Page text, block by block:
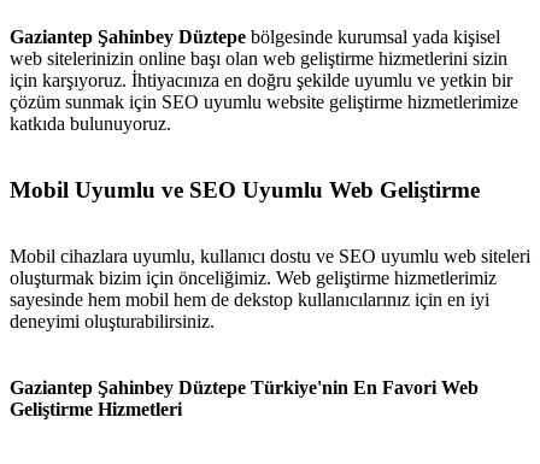
Gaziantep Şahinbey Düztepe bölgesinde kurumsal yada kişisel
web sitelerinizin online başı olan web geliştirme hizmetlerini sizin
için karşıyoruz. İhtiyacınıza en doğru şekilde uyumlu ve yetkin bir
çözüm sunmak için SEO uyumlu website geliştirme hizmetlerimize
katkıda bulunuyoruz.
Mobil Uyumlu ve SEO Uyumlu Web Geliştirme
Mobil cihazlara uyumlu, kullanıcı dostu ve SEO uyumlu web siteleri
oluşturmak bizim için önceliğimiz. Web geliştirme hizmetlerimiz
sayesinde hem mobil hem de dekstop kullanıcılarınız için en iyi
deneyimi oluşturabilirsiniz.
Gaziantep Şahinbey Düztepe Türkiye'nin En Favori Web
Geliştirme Hizmetleri